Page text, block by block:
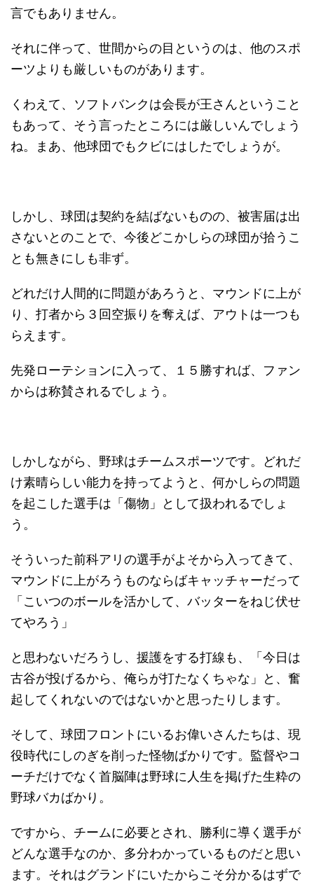
言でもありません。
それに伴って、世間からの目というのは、他のスポ
ーツよりも厳しいものがあります。
くわえて、ソフトバンクは会長が王さんということ
もあって、そう言ったところには厳しいんでしょう
ね。まあ、他球団でもクビにはしたでしょうが。
しかし、球団は契約を結ばないものの、被害届は出
さないとのことで、今後どこかしらの球団が拾うこ
とも無きにしも非ず。
どれだけ人間的に問題があろうと、マウンドに上が
り、打者から３回空振りを奪えば、アウトは一つも
らえます。
先発ローテションに入って、１５勝すれば、ファン
からは称賛されるでしょう。
しかしながら、野球はチームスポーツです。どれだ
け素晴らしい能力を持ってようと、何かしらの問題
を起こした選手は「傷物」として扱われるでしょ
う。
そういった前科アリの選手がよそから入ってきて、
マウンドに上がろうものならばキャッチャーだって
「こいつのボールを活かして、バッターをねじ伏せ
てやろう」
と思わないだろうし、援護をする打線も、「今日は
古谷が投げるから、俺らが打たなくちゃな」と、奮
起してくれないのではないかと思ったりします。
そして、球団フロントにいるお偉いさんたちは、現
役時代にしのぎを削った怪物ばかりです。監督やコ
ーチだけでなく首脳陣は野球に人生を掲げた生粋の
野球バカばかり。
ですから、チームに必要とされ、勝利に導く選手が
どんな選手なのか、多分わかっているものだと思い
ます。それはグランドにいたからこそ分かるはずで